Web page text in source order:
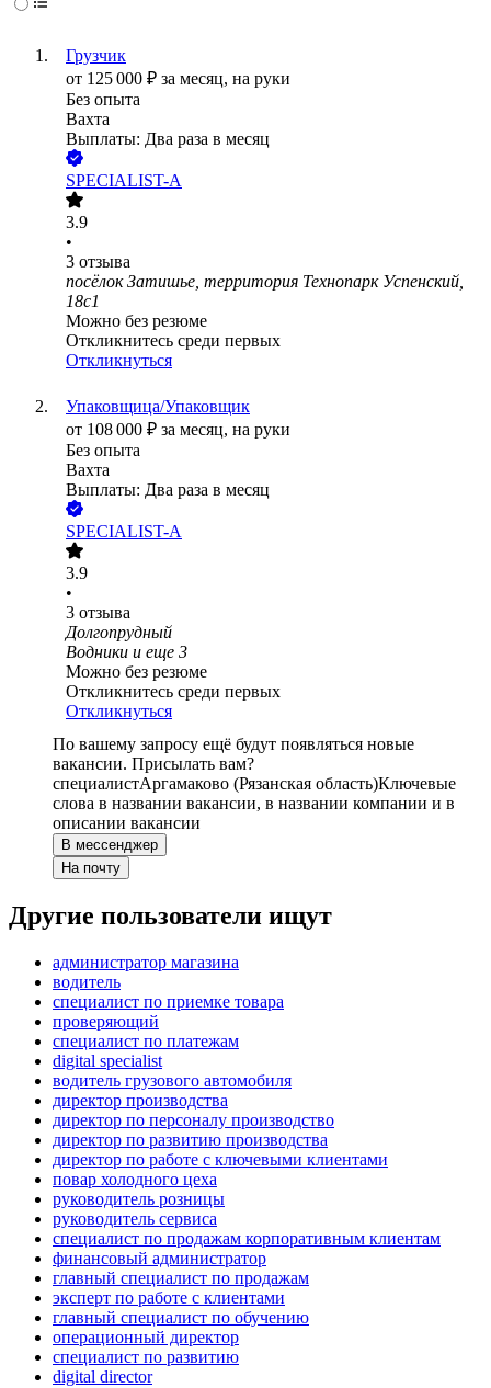
Грузчик
от 125 000 ₽ за месяц, на руки
Без опыта
Вахта
Выплаты: Два раза в месяц
SPECIALIST-A
3.9
•
3 отзыва
посёлок Затишье, территория Технопарк Успенский,
18с1
Можно без резюме
Откликнитесь среди первых
Откликнуться
Упаковщица/Упаковщик
от 108 000 ₽ за месяц, на руки
Без опыта
Вахта
Выплаты: Два раза в месяц
SPECIALIST-A
3.9
•
3 отзыва
Долгопрудный
Водники и еще 3
Можно без резюме
Откликнитесь среди первых
Откликнуться
По вашему запросу ещё будут появляться новые
вакансии. Присылать вам?
специалистАргамаково (Рязанская область)Ключевые
слова в названии вакансии, в названии компании и в
описании вакансии
В мессенджер
На почту
Другие пользователи ищут
администратор магазина
водитель
специалист по приемке товара
проверяющий
специалист по платежам
digital specialist
водитель грузового автомобиля
директор производства
директор по персоналу производство
директор по развитию производства
директор по работе с ключевыми клиентами
повар холодного цеха
руководитель розницы
руководитель сервиса
специалист по продажам корпоративным клиентам
финансовый администратор
главный специалист по продажам
эксперт по работе с клиентами
главный специалист по обучению
операционный директор
специалист по развитию
digital director